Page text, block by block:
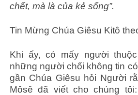
chết, mà là của kẻ sống”.
Tin Mừng Chúa Giêsu Kitô
Khi ấy, có mấy người
những người chối không tin
gần Chúa Giêsu hỏi Người
Môsê đã viết cho chúng